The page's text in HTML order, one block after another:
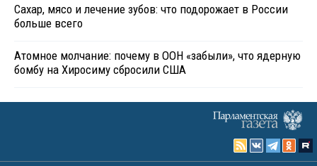
Сахар, мясо и лечение зубов: что подорожает в России
больше всего
Атомное молчание: почему в ООН «забыли», что ядерную
бомбу на Хиросиму сбросили США